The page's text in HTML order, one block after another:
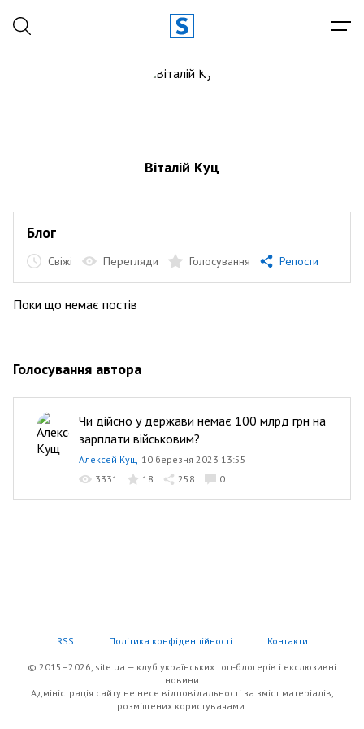
Віталій Куц
Блог
Свіжі Перегляди Голосування Репости
Поки що немає постів
Голосування автора
Чи дійсно у держави немає 100 млрд грн на
зарплати військовим?
Алексей Кущ 10 березня 2023 13:55
3331
18 258 0
RSS Політика конфіденційності Контакти
© 2015–2026, site.ua — клуб українських топ-блогерів i екслюзивнi
новини
Адміністрація сайту не несе відповідальності за зміст матеріалів,
розміщених користувачами.